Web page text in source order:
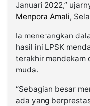
Januari 2022,”
Menpora Amali,
Ia menerangkan
hasil ini LPSK
terakhir mendekam
muda.
“Sebagian besar
ada yang